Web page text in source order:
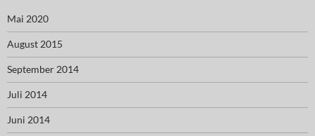
Mai 2020
August 2015
September 2014
Juli 2014
Juni 2014